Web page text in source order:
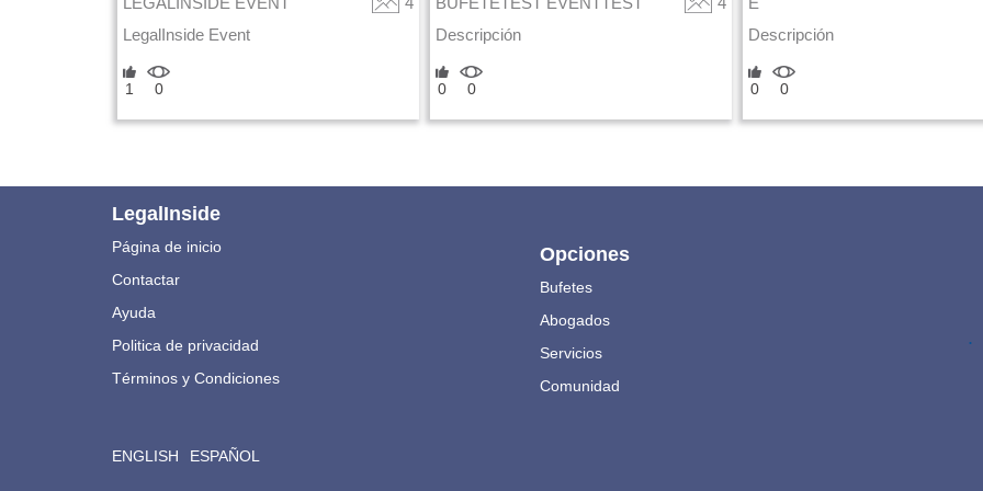
LegalInside Event
1 0
Descripción
0 0
Descripción
0 0
LegalInside
Página de inicio
Contactar
Ayuda
Politica de privacidad
Términos y Condiciones
ENGLISH ESPAÑOL
Opciones
Bufetes
Abogados
Servicios
Comunidad
.